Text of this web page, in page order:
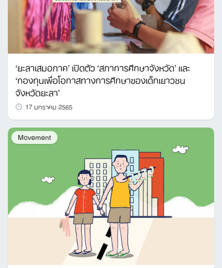
Search
for:
‘ยะลาเสมอภาค’ เปิดตัว ‘สภาการศึกษาจังหวัด’ และ
‘กองทุนเพื่อโอกาสทางการศึกษาของเด็กเยาวชน
จังหวัดยะลา’
17 มกราคม 2565
Movement